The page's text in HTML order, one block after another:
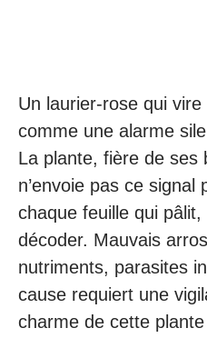
Un laurier-rose qui vire
comme une alarme
La plante, fière de ses
n’envoie pas ce
chaque feuille qui
décoder. Mauvais
nutriments, parasites
cause requiert une
charme de cette